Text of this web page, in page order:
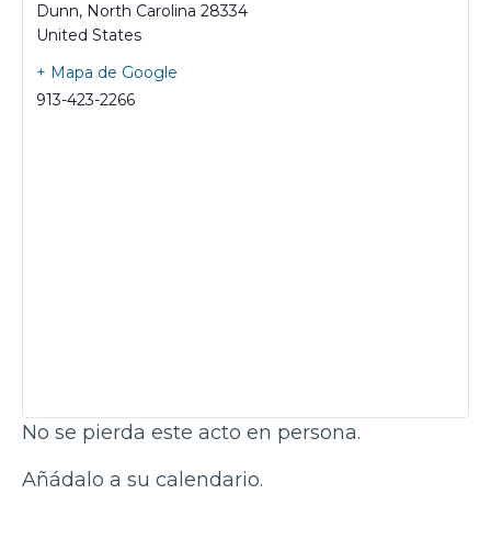
Dunn, North Carolina 28334
United States
+ Mapa de Google
913-423-2266
No se pierda este acto en persona.
Añádalo a su calendario.